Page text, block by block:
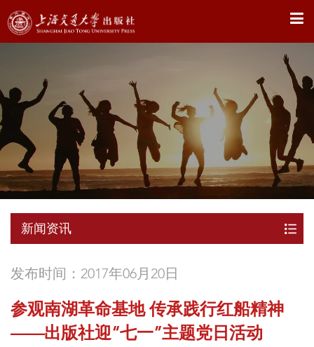
X
新闻资讯
发布时间：2017年06月20日
参观南湖革命基地 传承践行红船精神
——出版社迎“七一”主题党日活动